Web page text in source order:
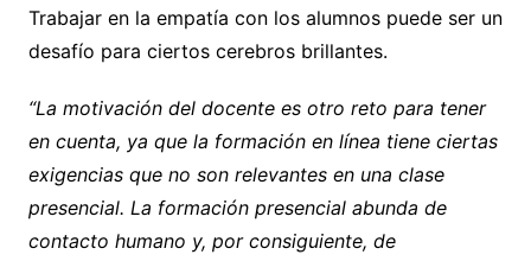
Trabajar en la empatía con los alumnos puede ser un
desafío para ciertos cerebros brillantes.
“La motivación del docente es otro reto para tener
en cuenta, ya que la formación en línea tiene ciertas
exigencias que no son relevantes en una clase
presencial. La formación presencial abunda de
contacto humano y, por consiguiente, de